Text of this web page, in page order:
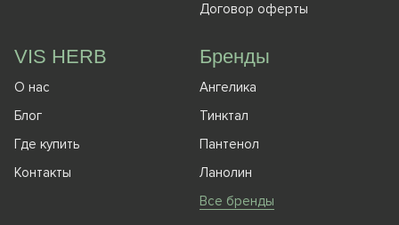
Договор оферты
VIS HERB
О нас
Блог
Где купить
Контакты
Бренды
Ангелика
Тинктал
Пантенол
Ланолин
Все бренды